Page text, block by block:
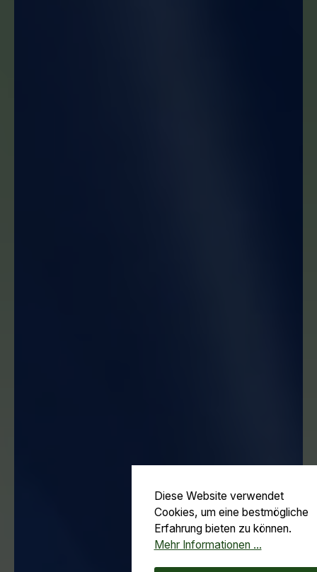
Diese Website verwendet
Cookies, um eine bestmögliche
Erfahrung bieten zu können.
Mehr Informationen ...